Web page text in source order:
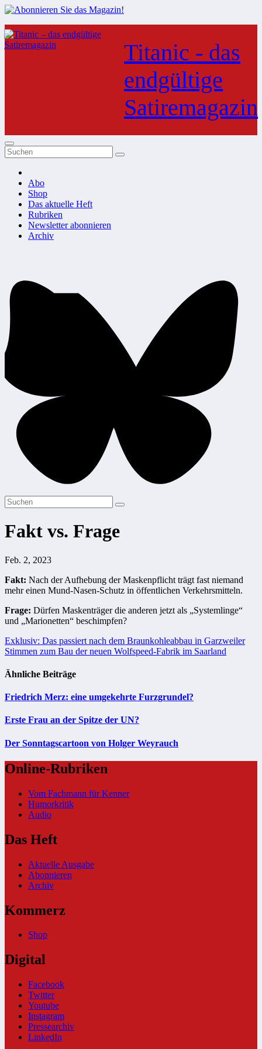
Zum
Inhalt
springen
Titanic - das
endgültige
Satiremagazin
Abo
Shop
Das aktuelle Heft
Rubriken
Newsletter abonnieren
Archiv
Fakt vs. Frage
Feb. 2, 2023
Fakt: Nach der Aufhebung der Maskenpflicht trägt fast niemand
mehr einen Mund-Nasen-Schutz in öffentlichen Verkehrsmitteln.
Frage: Dürfen Maskenträger die anderen jetzt als „Systemlinge“
und „Marionetten“ beschimpfen?
Beitragsnavigation
Exklusiv: Das passiert nach dem Braunkohleabbau in Garzweiler
Stimmen zum Bau der neuen Wolfspeed-Fabrik im Saarland
Ähnliche Beiträge
Friedrich Merz: eine umgekehrte Furzgrundel?
Erste Frau an der Spitze der UN?
Der Sonntagscartoon von Holger Weyrauch
Online-Rubriken
Vom Fachmann für Kenner
Humorkritik
Audio
Das Heft
Aktuelle Ausgabe
Abonnieren
Archiv
Kommerz
Shop
Digital
Facebook
Twitter
Youtube
Instagram
Pressearchiv
LinkedIn